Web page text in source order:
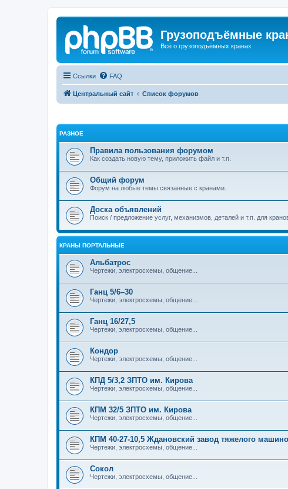
Грузоподъёмные
Всё о грузоподъёмных кранах
Ссылки FAQ
Центральный сайт Список форумов
РАЗНОЕ
Правила пользования форумом
Как создать новую тему, приложить файл и т.п.
Общий форум
Форум на любые темы связанные с кранами.
Доска объявлений
Поиск / предложение услуг, механизмов, деталей и т.п. для
КРАНЫ ПОРТАЛЬНЫЕ
Альбатрос
Чертежи, электросхемы, общение...
Ганц 5/6–30
Чертежи, электросхемы, общение...
Ганц 16/27,5
Чертежи, электросхемы, общение...
Кондор
Чертежи, электросхемы, общение...
КПД 5/3,2 ЗПТО им. Кирова
Чертежи, электросхемы, общение...
КПМ 32/5 ЗПТО им. Кирова
Чертежи, электросхемы, общение...
КПМ 40-27-10,5 Ждановский завод тяжелого
Чертежи, электросхемы, общение...
Сокол
Чертежи, электросхемы, общение...